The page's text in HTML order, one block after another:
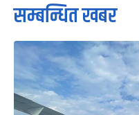
सम्बन्धित खबर